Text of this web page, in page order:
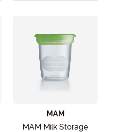
MAM
MAM Milk Storage